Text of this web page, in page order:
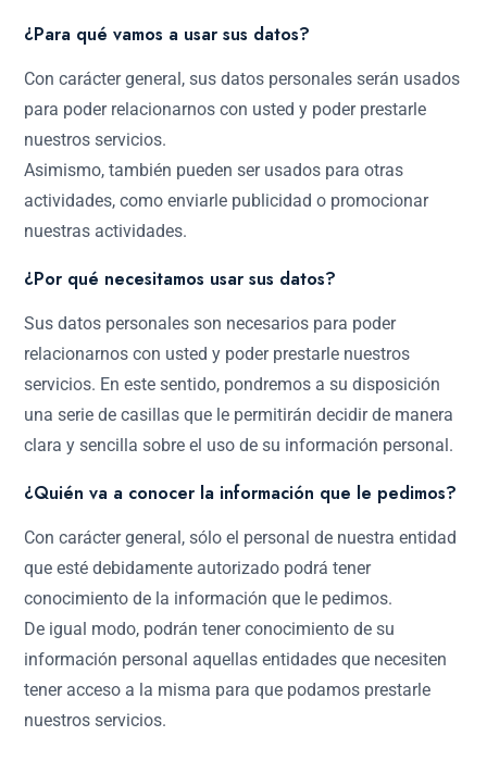
¿Para qué vamos a usar sus datos?
Con carácter general, sus datos personales serán usados
para poder relacionarnos con usted y poder prestarle
nuestros servicios.
Asimismo, también pueden ser usados para otras
actividades, como enviarle publicidad o promocionar
nuestras actividades.
¿Por qué necesitamos usar sus datos?
Sus datos personales son necesarios para poder
relacionarnos con usted y poder prestarle nuestros
servicios. En este sentido, pondremos a su disposición
una serie de casillas que le permitirán decidir de manera
clara y sencilla sobre el uso de su información personal.
¿Quién va a conocer la información que le pedimos?
Con carácter general, sólo el personal de nuestra entidad
que esté debidamente autorizado podrá tener
conocimiento de la información que le pedimos.
De igual modo, podrán tener conocimiento de su
información personal aquellas entidades que necesiten
tener acceso a la misma para que podamos prestarle
nuestros servicios.